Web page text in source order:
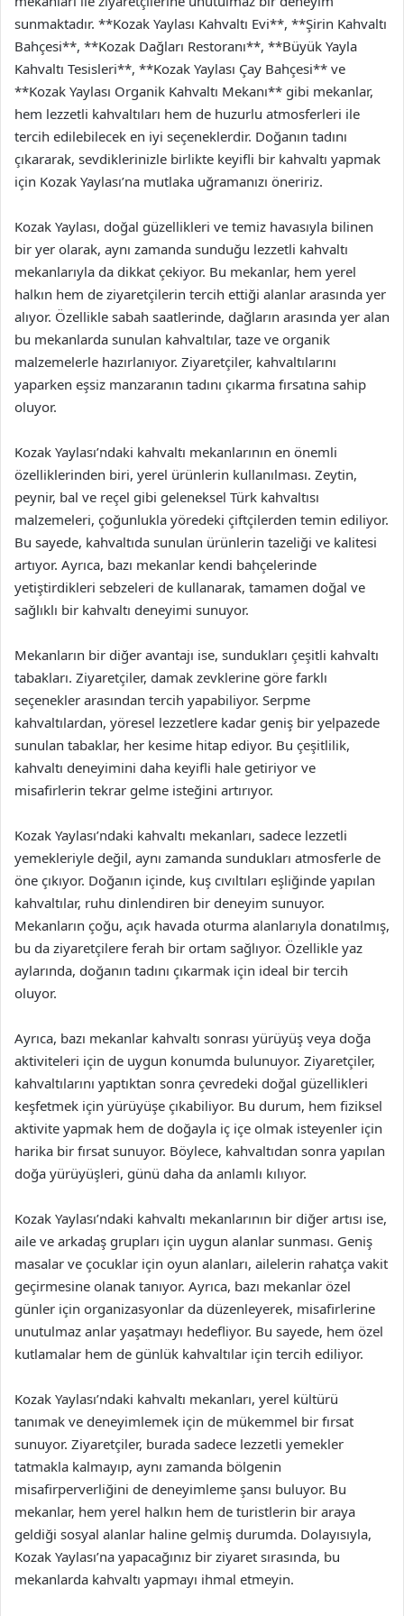
sunmaktadır. **Kozak Yaylası Kahvaltı Evi**, **Şirin Kahvaltı
Bahçesi**, **Kozak Dağları Restoranı**, **Büyük Yayla
Kahvaltı Tesisleri**, **Kozak Yaylası Çay Bahçesi** ve
**Kozak Yaylası Organik Kahvaltı Mekanı** gibi mekanlar,
hem lezzetli kahvaltıları hem de huzurlu atmosferleri ile
tercih edilebilecek en iyi seçeneklerdir. Doğanın tadını
çıkararak, sevdiklerinizle birlikte keyifli bir kahvaltı yapmak
için Kozak Yaylası’na mutlaka uğramanızı öneririz.
Kozak Yaylası, doğal güzellikleri ve temiz havasıyla bilinen
bir yer olarak, aynı zamanda sunduğu lezzetli kahvaltı
mekanlarıyla da dikkat çekiyor. Bu mekanlar, hem yerel
halkın hem de ziyaretçilerin tercih ettiği alanlar arasında yer
alıyor. Özellikle sabah saatlerinde, dağların arasında yer alan
bu mekanlarda sunulan kahvaltılar, taze ve organik
malzemelerle hazırlanıyor. Ziyaretçiler, kahvaltılarını
yaparken eşsiz manzaranın tadını çıkarma fırsatına sahip
oluyor.
Kozak Yaylası’ndaki kahvaltı mekanlarının en önemli
özelliklerinden biri, yerel ürünlerin kullanılması. Zeytin,
peynir, bal ve reçel gibi geleneksel Türk kahvaltısı
malzemeleri, çoğunlukla yöredeki çiftçilerden temin ediliyor.
Bu sayede, kahvaltıda sunulan ürünlerin tazeliği ve kalitesi
artıyor. Ayrıca, bazı mekanlar kendi bahçelerinde
yetiştirdikleri sebzeleri de kullanarak, tamamen doğal ve
sağlıklı bir kahvaltı deneyimi sunuyor.
Mekanların bir diğer avantajı ise, sundukları çeşitli kahvaltı
tabakları. Ziyaretçiler, damak zevklerine göre farklı
seçenekler arasından tercih yapabiliyor. Serpme
kahvaltılardan, yöresel lezzetlere kadar geniş bir yelpazede
sunulan tabaklar, her kesime hitap ediyor. Bu çeşitlilik,
kahvaltı deneyimini daha keyifli hale getiriyor ve
misafirlerin tekrar gelme isteğini artırıyor.
Kozak Yaylası’ndaki kahvaltı mekanları, sadece lezzetli
yemekleriyle değil, aynı zamanda sundukları atmosferle de
öne çıkıyor. Doğanın içinde, kuş cıvıltıları eşliğinde yapılan
kahvaltılar, ruhu dinlendiren bir deneyim sunuyor.
Mekanların çoğu, açık havada oturma alanlarıyla donatılmış,
bu da ziyaretçilere ferah bir ortam sağlıyor. Özellikle yaz
aylarında, doğanın tadını çıkarmak için ideal bir tercih
oluyor.
Ayrıca, bazı mekanlar kahvaltı sonrası yürüyüş veya doğa
aktiviteleri için de uygun konumda bulunuyor. Ziyaretçiler,
kahvaltılarını yaptıktan sonra çevredeki doğal güzellikleri
keşfetmek için yürüyüşe çıkabiliyor. Bu durum, hem fiziksel
aktivite yapmak hem de doğayla iç içe olmak isteyenler için
harika bir fırsat sunuyor. Böylece, kahvaltıdan sonra yapılan
doğa yürüyüşleri, günü daha da anlamlı kılıyor.
Kozak Yaylası’ndaki kahvaltı mekanlarının bir diğer artısı ise,
aile ve arkadaş grupları için uygun alanlar sunması. Geniş
masalar ve çocuklar için oyun alanları, ailelerin rahatça vakit
geçirmesine olanak tanıyor. Ayrıca, bazı mekanlar özel
günler için organizasyonlar da düzenleyerek, misafirlerine
unutulmaz anlar yaşatmayı hedefliyor. Bu sayede, hem özel
kutlamalar hem de günlük kahvaltılar için tercih ediliyor.
Kozak Yaylası’ndaki kahvaltı mekanları, yerel kültürü
tanımak ve deneyimlemek için de mükemmel bir fırsat
sunuyor. Ziyaretçiler, burada sadece lezzetli yemekler
tatmakla kalmayıp, aynı zamanda bölgenin
misafirperverliğini de deneyimleme şansı buluyor. Bu
mekanlar, hem yerel halkın hem de turistlerin bir araya
geldiği sosyal alanlar haline gelmiş durumda. Dolayısıyla,
Kozak Yaylası’na yapacağınız bir ziyaret sırasında, bu
mekanlarda kahvaltı yapmayı ihmal etmeyin.